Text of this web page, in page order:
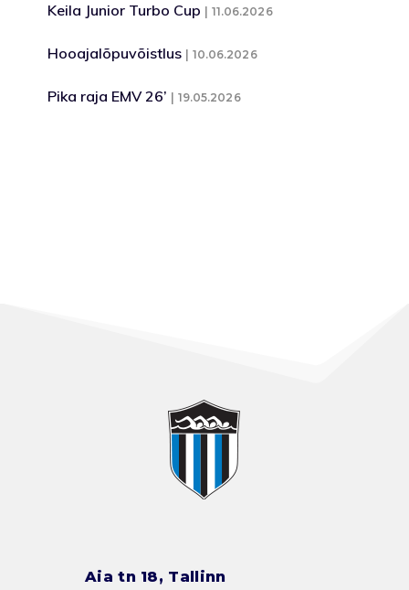
Keila Junior Turbo Cup 11.06.2026
Hooajalõpuvõistlus 10.06.2026
Pika raja EMV 26’ 19.05.2026
Aia tn 18, Tallinn